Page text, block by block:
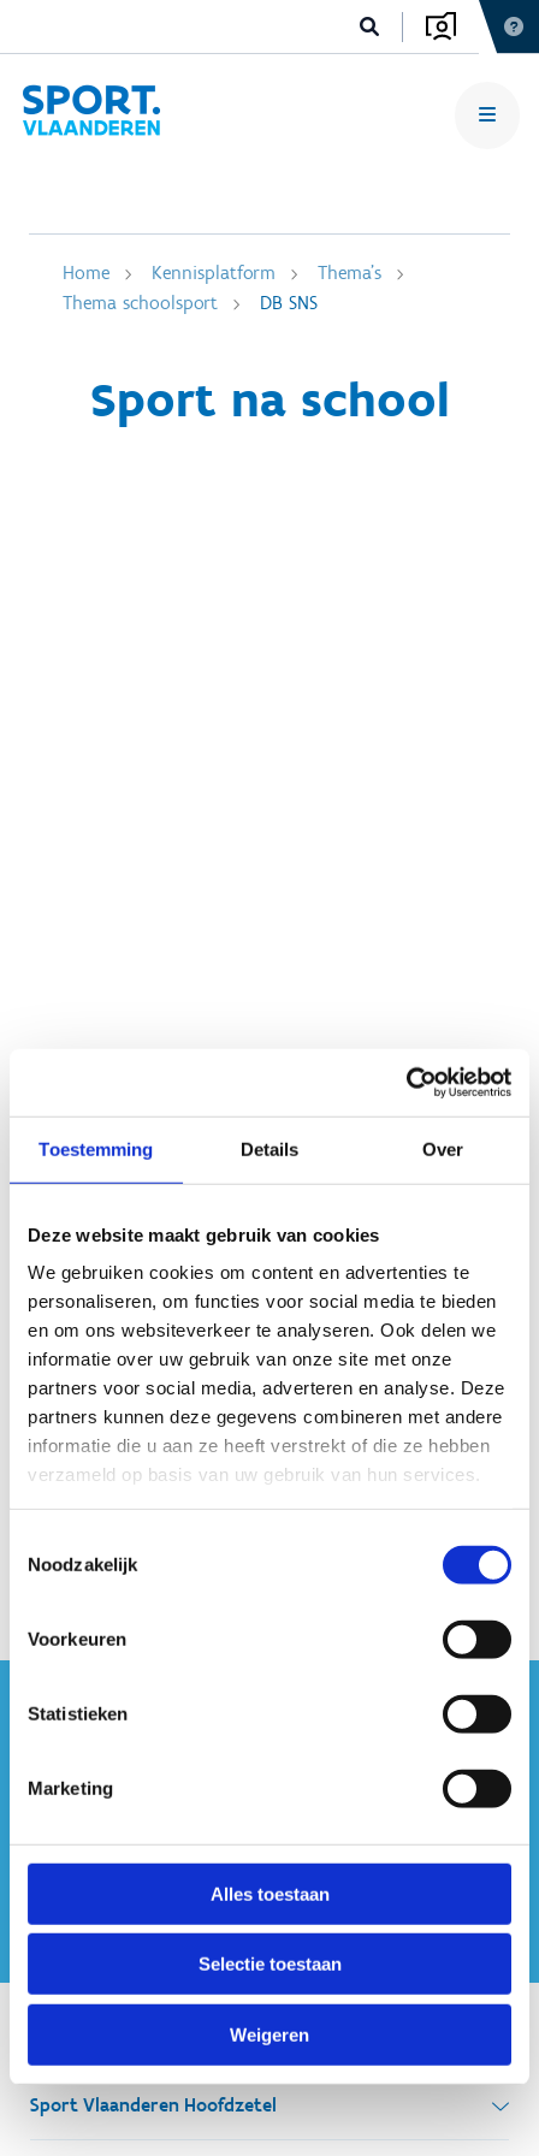
Toestemming Details Over
Deze website maakt gebruik van cookies
We gebruiken cookies om content en advertenties te
personaliseren, om functies voor social media te bieden
en om ons websiteverkeer te analyseren. Ook delen we
informatie over uw gebruik van onze site met onze
partners voor social media, adverteren en analyse. Deze
partners kunnen deze gegevens combineren met andere
informatie die u aan ze heeft verstrekt of die ze hebben
verzameld op basis van uw gebruik van hun services.
Noodzakelijk
Voorkeuren
Statistieken
Marketing
Alles toestaan
Selectie toestaan
Weigeren
Home Kennisplatform
Thema's
Thema schoolsport
DB SNS
Sport na school
#sportersbelevenmeer
Sport Vlaanderen Hoofdzetel